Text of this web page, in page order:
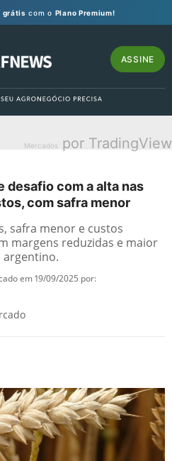
grátis com o Plano Premium!
ASSINE
Mercados por TradingView
desafio com a alta nas
com safra menor
safra menor e custos
margens reduzidas e maior
argentino.
em 19/09/2025 por: